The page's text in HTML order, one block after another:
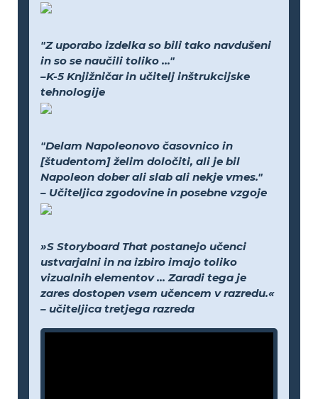
"Z uporabo izdelka so bili tako navdušeni
in so se naučili toliko ..."
–K-5 Knjižničar in učitelj inštrukcijske
tehnologije
"Delam Napoleonovo časovnico in
[študentom] želim določiti, ali je bil
Napoleon dober ali slab ali nekje vmes."
– Učiteljica zgodovine in posebne vzgoje
»S Storyboard That postanejo učenci
ustvarjalni in na izbiro imajo toliko
vizualnih elementov ... Zaradi tega je
zares dostopen vsem učencem v razredu.«
– učiteljica tretjega razreda